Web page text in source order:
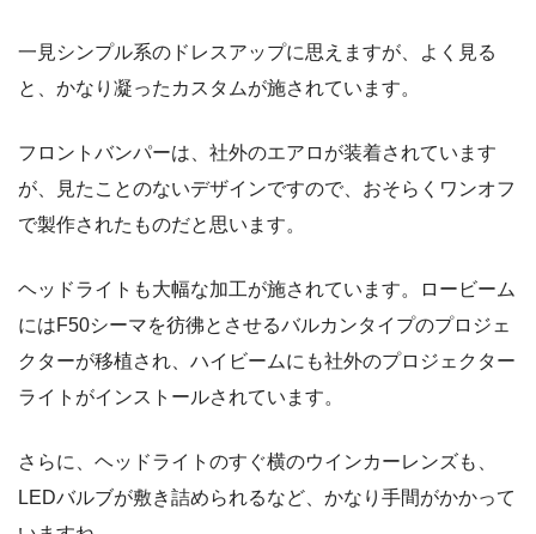
一見シンプル系のドレスアップに思えますが、よく見る
と、かなり凝ったカスタムが施されています。
フロントバンパーは、社外のエアロが装着されています
が、見たことのないデザインですので、おそらくワンオフ
で製作されたものだと思います。
ヘッドライトも大幅な加工が施されています。ロービーム
にはF50シーマを彷彿とさせるバルカンタイプのプロジェ
クターが移植され、ハイビームにも社外のプロジェクター
ライトがインストールされています。
さらに、ヘッドライトのすぐ横のウインカーレンズも、
LEDバルブが敷き詰められるなど、かなり手間がかかって